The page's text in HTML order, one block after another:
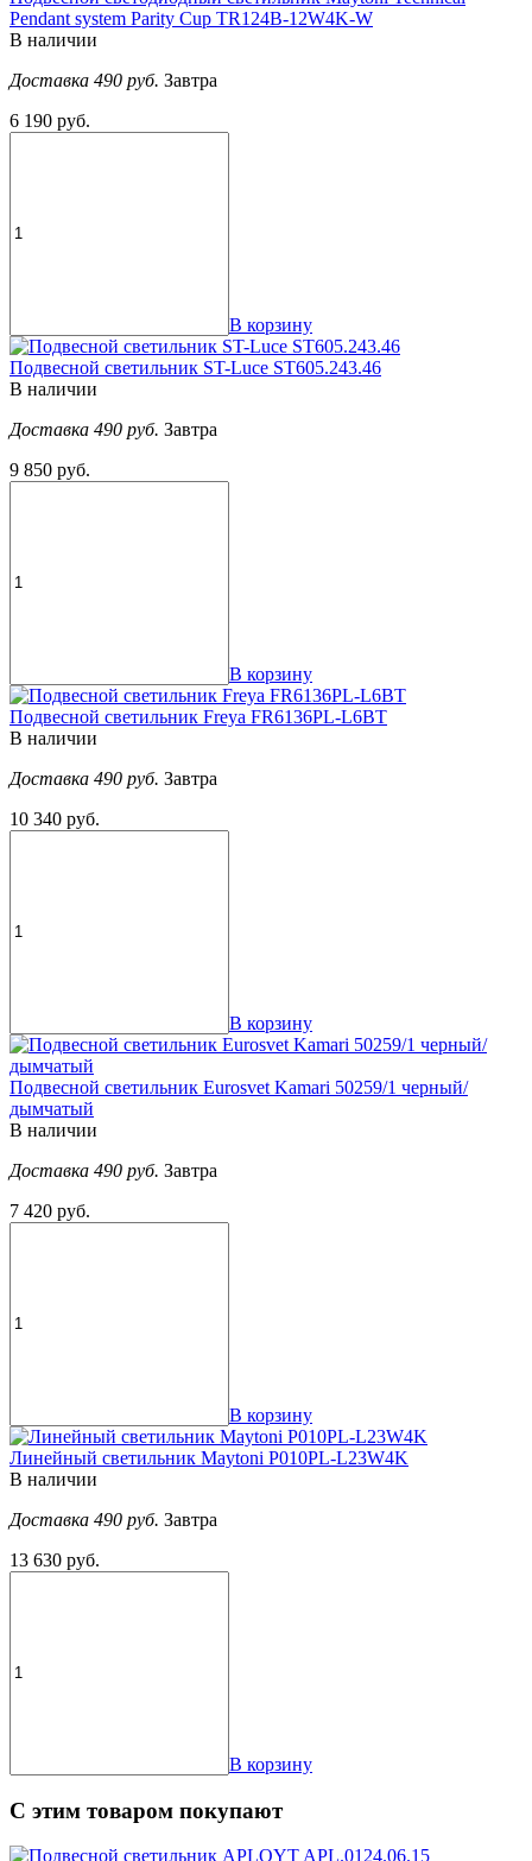
Pendant system Parity Cup TR124B-12W4K-W
В наличии
Доставка 490 руб. Завтра
6 190 руб.
В корзину
Подвесной светильник ST-Luce ST605.243.46
В наличии
Доставка 490 руб. Завтра
9 850 руб.
В корзину
Подвесной светильник Freya FR6136PL-L6BT
В наличии
Доставка 490 руб. Завтра
10 340 руб.
В корзину
Подвесной светильник Eurosvet Kamari 50259/1 черный/
дымчатый
В наличии
Доставка 490 руб. Завтра
7 420 руб.
В корзину
Линейный светильник Maytoni P010PL-L23W4K
В наличии
Доставка 490 руб. Завтра
13 630 руб.
В корзину
С этим товаром покупают